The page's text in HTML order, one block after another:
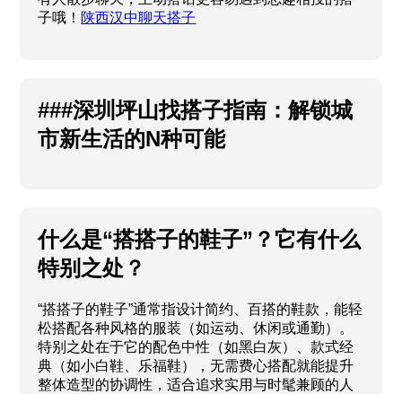
子哦！ 陕西汉中聊天搭子
###深圳坪山找搭子指南：解锁城
市新生活的N种可能
什么是“搭搭子的鞋子”？它有什么
特别之处？
“搭搭子的鞋子”通常指设计简约、百搭的鞋款，能轻
松搭配各种风格的服装（如运动、休闲或通勤）。
特别之处在于它的配色中性（如黑白灰）、款式经
典（如小白鞋、乐福鞋），无需费心搭配就能提升
整体造型的协调性，适合追求实用与时髦兼顾的人